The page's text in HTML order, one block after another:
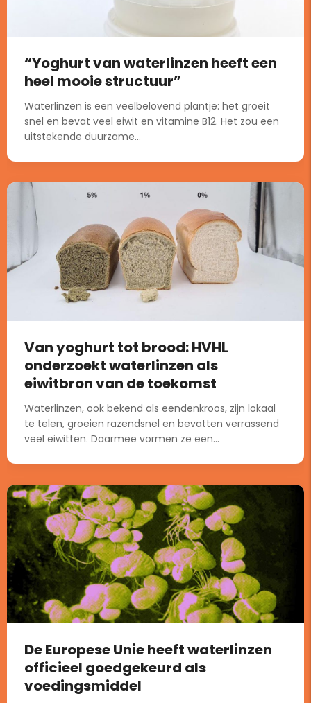
“Yoghurt van waterlinzen heeft een
heel mooie structuur”
Waterlinzen is een veelbelovend plantje: het groeit
snel en bevat veel eiwit en vitamine B12. Het zou een
uitstekende duurzame...
Van yoghurt tot brood: HVHL
onderzoekt waterlinzen als
eiwitbron van de toekomst
Waterlinzen, ook bekend als eendenkroos, zijn lokaal
te telen, groeien razendsnel en bevatten verrassend
veel eiwitten. Daarmee vormen ze een...
De Europese Unie heeft waterlinzen
officieel goedgekeurd als
voedingsmiddel